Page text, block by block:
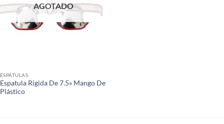
AGOTADO
ESPÁTULAS
Espatula Rigida De 7.5» Mango De
Plástico